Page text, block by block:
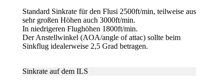
Standard Sinkrate für den Flusi 2500ft/min, teilweise aus
sehr großen Höhen auch 3000ft/min.
In niedrigeren Flughöhen 1800ft/min.
Der Anstellwinkel (AOA/angle of attac) sollte beim
Sinkflug idealerweise 2,5 Grad betragen.
Sinkrate auf dem ILS